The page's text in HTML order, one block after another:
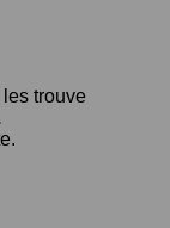
les trouve